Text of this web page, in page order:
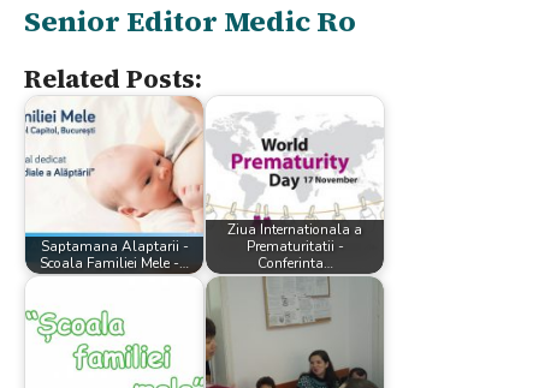
Senior Editor Medic Ro
Related Posts:
Saptamana Alaptarii -
Scoala Familiei Mele -…
Ziua Internationala a
Prematuritatii -
Conferinta…